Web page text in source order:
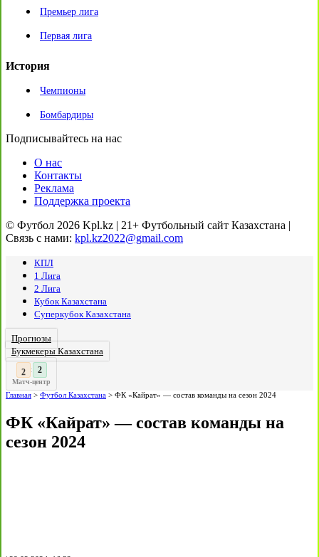
Премьер лига
Первая лига
История
Чемпионы
Бомбардиры
Подписывайтесь на нас
О нас
Контакты
Реклама
Поддержка проекта
© Футбол 2026 Kpl.kz | 21+ Футбольный сайт Казахстана |
Связь с нами: kpl.kz2022@gmail.com
КПЛ
1 Лига
2 Лига
Кубок Казахстана
Суперкубок Казахстана
Прогнозы
Букмекеры Казахстана
3 : 2
Матч-центр
Главная > Футбол Казахстана > ФК «Кайрат» — состав команды на сезон 2024
ФК «Кайрат» — состав команды на
сезон 2024